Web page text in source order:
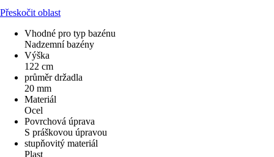
Přeskočit oblast
Vhodné pro typ bazénu
Nadzemní bazény
Výška
122 cm
průměr držadla
20 mm
Materiál
Ocel
Povrchová úprava
S práškovou úpravou
stupňovitý materiál
Plast